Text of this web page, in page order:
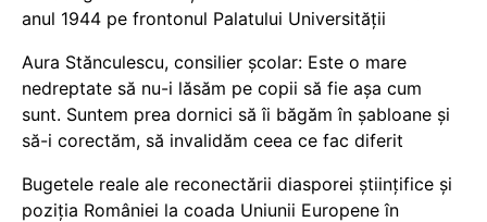
anul 1944 pe frontonul Palatului Universității
Aura Stănculescu, consilier școlar: Este o mare
nedreptate să nu-i lăsăm pe copii să fie așa cum
sunt. Suntem prea dornici să îi băgăm în șabloane și
să-i corectăm, să invalidăm ceea ce fac diferit
Bugetele reale ale reconectării diasporei științifice și
poziția României la coada Uniunii Europene în